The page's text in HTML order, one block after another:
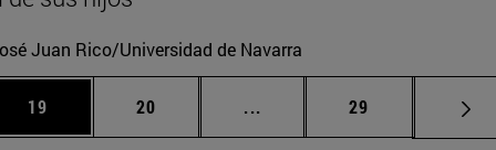
Juan Rico/Universidad de Navarra
TAB para desplazarse.
Página
19 Página
20 ... Páginas intermedias Use
Página
29